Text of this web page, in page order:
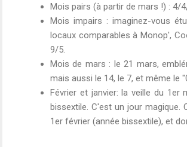
Mois pairs (à partir de mars !) : 4/
Mois impairs : imaginez-vous
locaux comparables à Monop',
9/5.
Mois de mars : le 21 mars,
mais aussi le 14, le 7, et même le
Février et janvier: la veille du
bissextile. C'est un jour
1er février (année bissextile), et